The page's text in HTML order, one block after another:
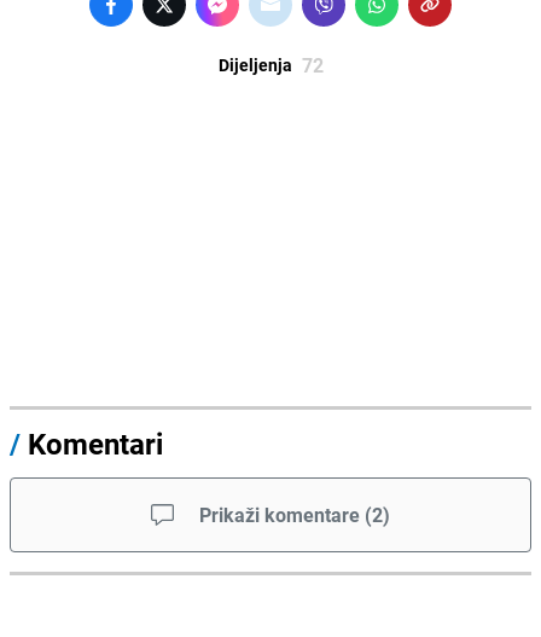
Dijeljenja 72
/ Komentari
Prikaži komentare (2)